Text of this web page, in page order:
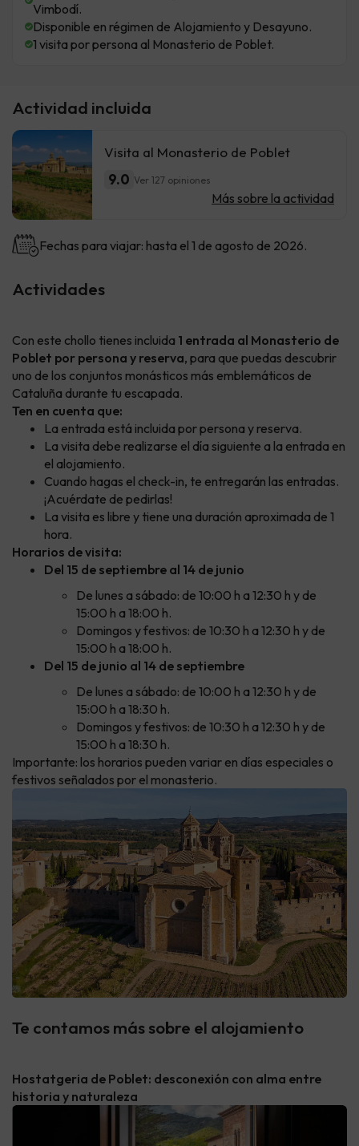
Vimbodí.
Disponible en régimen de Alojamiento y Desayuno.
1 visita por persona al Monasterio de Poblet.
Actividad incluida
Visita al Monasterio de Poblet
9.0 Ver 127 opiniones
Más sobre la actividad
Fechas para viajar: hasta el 1 de agosto de 2026.
Actividades
Con este chollo tienes incluida 1 entrada al Monasterio de
Poblet por persona y reserva, para que puedas descubrir
uno de los conjuntos monásticos más emblemáticos de
Cataluña durante tu escapada.
Ten en cuenta que:
La entrada está incluida por persona y reserva.
La visita debe realizarse el día siguiente a la entrada en
el alojamiento.
Cuando hagas el check-in, te entregarán las entradas.
¡Acuérdate de pedirlas!
La visita es libre y tiene una duración aproximada de 1
hora.
Horarios de visita:
Del 15 de septiembre al 14 de junio
De lunes a sábado: de 10:00 h a 12:30 h y de
15:00 h a 18:00 h.
Domingos y festivos: de 10:30 h a 12:30 h y de
15:00 h a 18:00 h.
Del 15 de junio al 14 de septiembre
De lunes a sábado: de 10:00 h a 12:30 h y de
15:00 h a 18:30 h.
Domingos y festivos: de 10:30 h a 12:30 h y de
15:00 h a 18:30 h.
Importante: los horarios pueden variar en días especiales o
festivos señalados por el monasterio.
Te contamos más sobre el alojamiento
Hostatgeria de Poblet: desconexión con alma entre
historia y naturaleza